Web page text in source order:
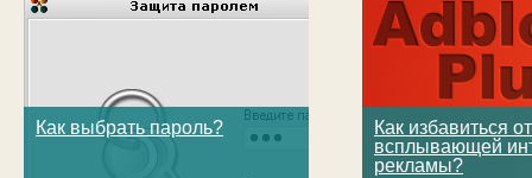
Как выбрать пароль?
Как избавиться от
всплывающей
рекламы?